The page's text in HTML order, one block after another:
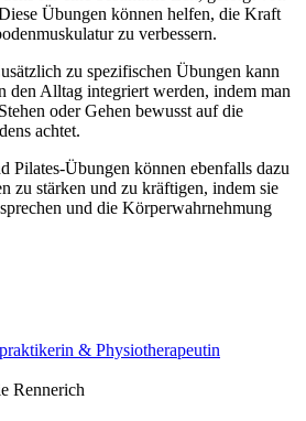
Übungen können helfen, die Kraft
zu verbessern.
zu spezifischen Übungen kann
den Alltag integriert werden, indem man
oder Gehen bewusst auf die
achtet.
Pilates-Übungen können ebenfalls dazu
zu stärken und zu kräftigen, indem sie
und die Körperwahrnehmung
Rennerich